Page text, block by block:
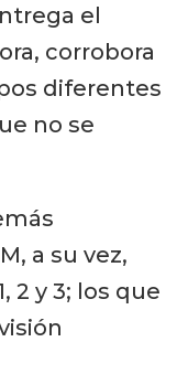
el
corrobora
diferentes
no se
a su vez,
2 y 3; los que